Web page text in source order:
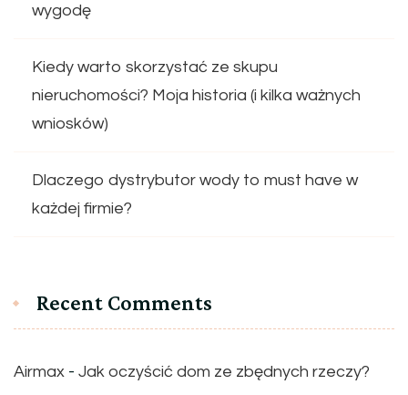
wygodę
Kiedy warto skorzystać ze skupu
nieruchomości? Moja historia (i kilka ważnych
wniosków)
Dlaczego dystrybutor wody to must have w
każdej firmie?
Recent Comments
Airmax - Jak oczyścić dom ze zbędnych rzeczy?